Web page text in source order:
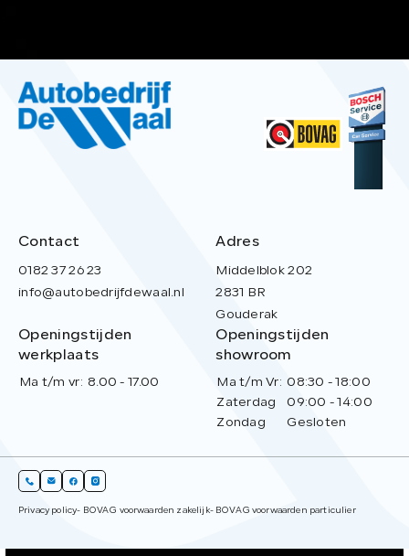
Contact
0182 37 26 23
info@autobedrijfdewaal.nl
Adres
Middelblok 202
2831 BR
Gouderak
Openingstijden
werkplaats
Ma t/m vr: 8.00 - 17.00
Openingstijden
showroom
Ma t/m Vr: 08:30 - 18:00
Zaterdag
09:00 - 14:00
Zondag
Gesloten
Privacy policy- BOVAG voorwaarden zakelijk- BOVAG voorwaarden particulier